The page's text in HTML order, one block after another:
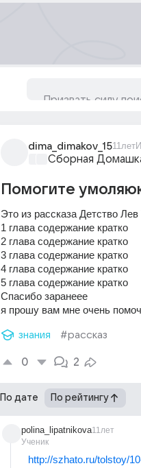
dima_dimakov_1511лет
Сборная
Помогите
Это из рассказа Детство Лев
1 глава содержание кратко
2 глава содержание кратко
3 глава содержание кратко
4 глава содержание кратко
5 глава содержание кратко
Спасибо заранеее
я прошу вам мне очень
знания #рассказ
0 2
По дате По рейтингу
polina_lipatnikova
Ученик
11лет
http://szhato.ru/tolstoy/